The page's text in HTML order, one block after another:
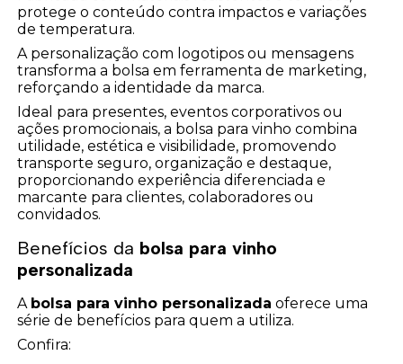
protege o conteúdo contra impactos e variações
de temperatura.
A personalização com logotipos ou mensagens
transforma a bolsa em ferramenta de marketing,
reforçando a identidade da marca.
Ideal para presentes, eventos corporativos ou
ações promocionais, a bolsa para vinho combina
utilidade, estética e visibilidade, promovendo
transporte seguro, organização e destaque,
proporcionando experiência diferenciada e
marcante para clientes, colaboradores ou
convidados.
Benefícios da bolsa para vinho
personalizada
A bolsa para vinho personalizada oferece uma
série de benefícios para quem a utiliza.
Confira: